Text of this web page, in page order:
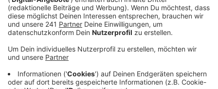
die Bewohner ein Konzert spielen.
Veröffentlicht:Donnerstag, 09.04.2026 12:34
Anzeige
In der Pause geben die Polizisten den Bewohnern dann